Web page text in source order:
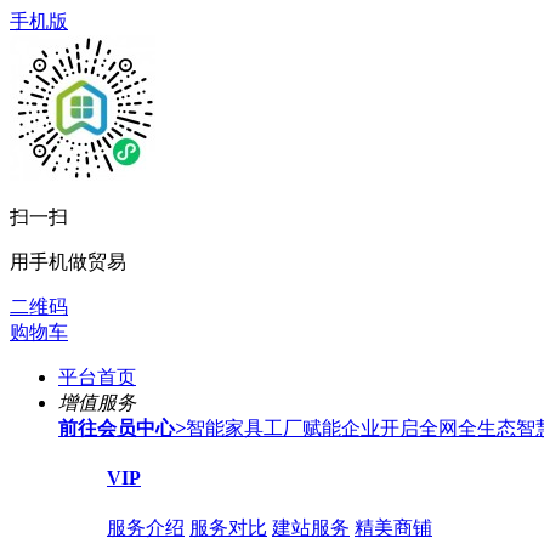
手机版
扫一扫
用手机做贸易
二维码
购物车
平台首页
增值服务
前往会员中心>智能家具工厂赋能企业开启全网全生态智
VIP
服务介绍 服务对比 建站服务 精美商铺